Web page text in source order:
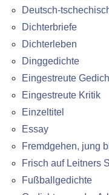
Deutsch-
Dichterbriefe
Dichterleben
Dinggedichte
Eingestreute
Eingestreute Kritik
Einzeltitel
Essay
Fremdgehen, jung
Frisch auf Leitners
Fußballgedichte